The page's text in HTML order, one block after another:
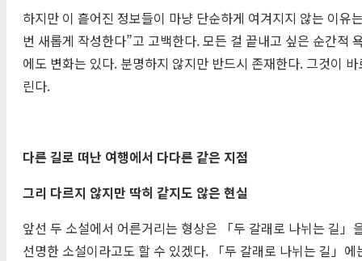
하지만 이 흩어진 정보들이 마냥 단순하게 여겨지지 않는 이
번 새롭게 작성한다”고 고백한다. 모든 걸 끝내고 싶은 순간적
에도 변화는 있다. 분명하지 않지만 반드시 존재한다. 그것이
린다.
다른 길로 떠난 여행에서 다다른 같은 지점
그리 다르지 않지만 딱히 같지도 않은 현실
앞선 두 소설에서 어른거리는 형상은 「두 갈래로 나뉘는 길
선명한 소설이라고도 할 수 있겠다. 「두 갈래로 나뉘는 길」